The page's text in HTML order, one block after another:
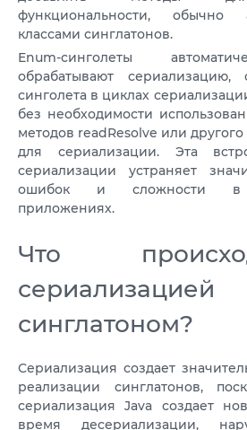
функциональности, обычно
классами синглатонов.
Enum-синголеты
обрабатывают сериализацию,
синголета в циклах
без необходимости
методов readResolve или
для сериализации. Эта
сериализации устраняет
ошибок и сложности в
приложениях.
Что
синглатоном?
Сериализация создает
реализации синглатонов,
сериализация Java создает
время десериализации,